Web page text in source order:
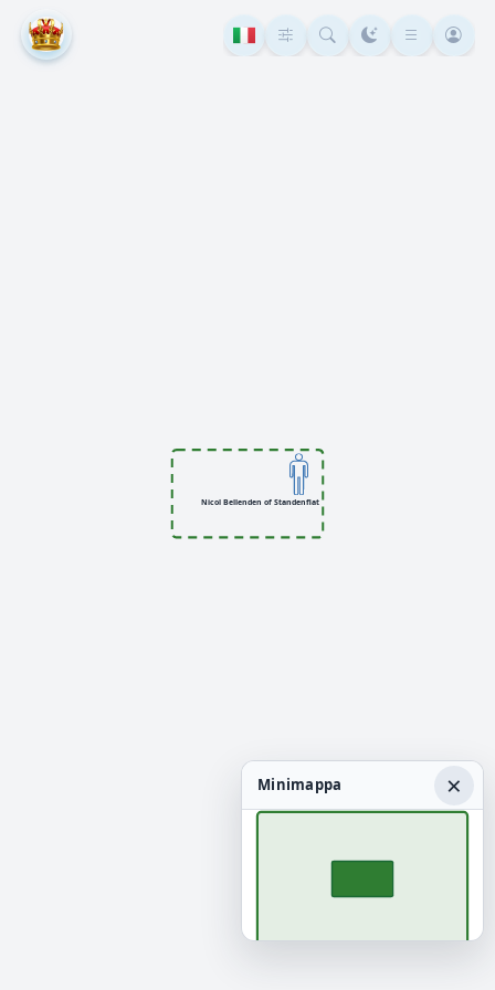
Nicol Bellenden of Standenflat
Minimappa ×